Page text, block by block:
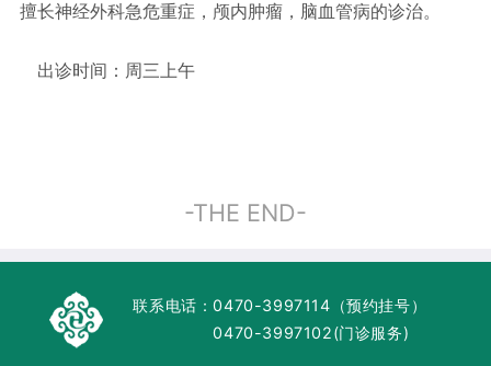
擅长神经外科急危重症，颅内肿瘤，脑血管病的诊治。
出诊时间：周三上午
-THE END-
联系电话：0470-3997114（预约挂号）
0470-3997102(门诊服务)